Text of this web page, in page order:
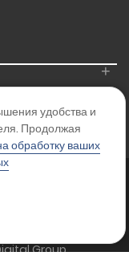
+
являются офертой.
Group
удобства и
Продолжая
обработку ваших